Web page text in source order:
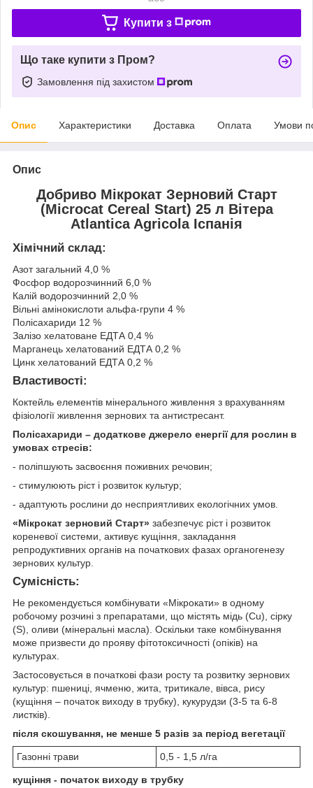
Купити з
Що таке купити з Пром?
Замовлення під захистом
Опис Характеристики Доставка Оплата Умови
Опис
Добриво Мікрокат Зерновий Старт
(Microcat Cereal Start) 25 л Вітера
Atlantica Agricola Іспанія
Xімічний склад:
Азот загальний 4,0 %
Фосфор водорозчинний 6,0 %
Калій водорозчинний 2,0 %
Вільні амінокислоти альфа-групи 4 %
Полісахариди 12 %
Залізо хелатоване ЕДТА 0,4 %
Марганець хелатований ЕДТА 0,2 %
Цинк хелатований ЕДТА 0,2 %
Властивості:
Коктейль елементів мінерального живлення з врахуванням
фізіології живлення зернових та антистресант.
Полісахариди – додаткове джерело енергії для рослин в
умовах стресів:
- поліпшують засвоєння поживних речовин;
- стимулюють ріст і розвиток культур;
- адаптують рослини до несприятливих екологічних умов.
«Мікрокат зерновий Старт» забезпечує ріст і розвиток
кореневої системи, активує кущіння, закладання
репродуктивних органів на початкових фазах органогенезу
зернових культур.
Сумісність:
Не рекомендується комбінувати «Мікрокати» в одному
робочому розчині з препаратами, що містять мідь (Сu), сірку
(S), оливи (мінеральні масла). Оскільки таке комбінування
може призвести до прояву фітотоксичності (опіків) на
культурах.
Застосовується в початкові фази росту та розвитку зернових
культур: пшениці, ячменю, жита, тритикале, вівса, рису
(кущіння – початок виходу в трубку), кукурудзи (3-5 та 6-8
листків).
після скошування, не менше 5 разів за період вегетації
Газонні трави 0,5 - 1,5 л/га
кущіння - початок виходу в трубку